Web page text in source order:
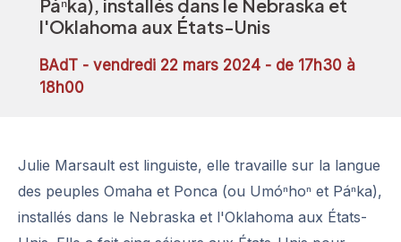
Páⁿka), installés dans le Nebraska et
l'Oklahoma aux États-Unis
BAdT - vendredi 22 mars 2024 - de 17h30 à
18h00
Julie Marsault est linguiste, elle travaille sur la langue
des peuples Omaha et Ponca (ou Umóⁿhoⁿ et Páⁿka),
installés dans le Nebraska et l'Oklahoma aux États-